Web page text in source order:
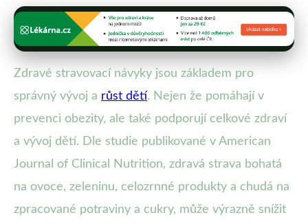
Zdravé stravovací návyky jsou základem pro
správný vývoj a růst dětí. Nejen že pomáhají v
prevenci obezity, ale také podporují celkové zdraví
a vývoj dětí. Dle studie publikované v American
Journal of Clinical Nutrition, zdravá strava bohatá
na ovoce, zeleninu, celozrnné produkty a chudá na
zpracované potraviny a cukry, může výrazně snížit